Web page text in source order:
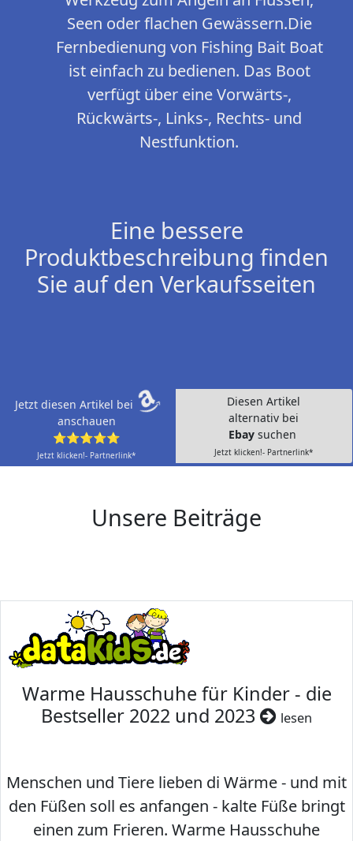
Seen oder flachen Gewässern.Die
Fernbedienung von Fishing Bait Boat
ist einfach zu bedienen. Das Boot
verfügt über eine Vorwärts-,
Rückwärts-, Links-, Rechts- und
Nestfunktion.
Eine bessere
Produktbeschreibung finden
Sie auf den Verkaufsseiten
Jetzt diesen Artikel bei
anschauen
⭐⭐⭐⭐⭐
Jetzt klicken!- Partnerlink*
Diesen Artikel
alternativ bei
Ebay suchen
Jetzt klicken!- Partnerlink*
Unsere Beiträge
Warme Hausschuhe für Kinder - die
Bestseller 2022 und 2023
lesen
Menschen und Tiere lieben di Wärme - und mit
den Füßen soll es anfangen - kalte Füße bringt
einen zum Frieren. Warme Hausschuhe